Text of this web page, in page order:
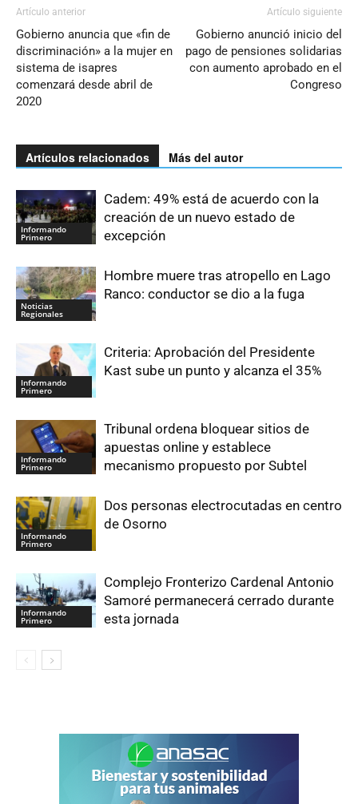
Artículo anterior
Gobierno anuncia que «fin de
discriminación» a la mujer en
sistema de isapres
comenzará desde abril de
2020
Artículo siguiente
Gobierno anunció inicio del
pago de pensiones solidarias
con aumento aprobado en el
Congreso
Artículos relacionados Más del autor
Informando
Primero
Cadem: 49% está de acuerdo con la
creación de un nuevo estado de
excepción
Noticias
Regionales
Hombre muere tras atropello en Lago
Ranco: conductor se dio a la fuga
Informando
Primero
Criteria: Aprobación del Presidente
Kast sube un punto y alcanza el 35%
Informando
Primero
Tribunal ordena bloquear sitios de
apuestas online y establece
mecanismo propuesto por Subtel
Informando
Primero
Dos personas electrocutadas en centro
de Osorno
Informando
Primero
Complejo Fronterizo Cardenal Antonio
Samoré permanecerá cerrado durante
esta jornada